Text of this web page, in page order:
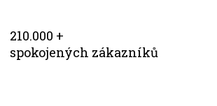
210.000 +
spokojených zákazníků